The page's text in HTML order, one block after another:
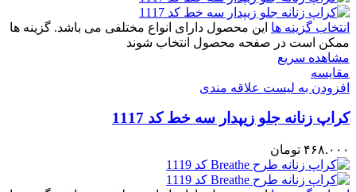
انتخاب گزینه ها این محصول دارای انواع مختلفی می باشد. گزینه ها
ممکن است در صفحه محصول انتخاب شوند
مشاهده سریع
مقایسه
افزودن به لیست علاقه مندی
کراپ زنانه جلو زیپدار سه خط کد 1117
۴۶۸.۰۰۰ تومان